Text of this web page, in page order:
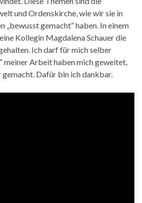
und Ordenskirche, wie wir sie in
„bewusst gemacht“ haben. In einem
Kollegin Magdalena Schauer die
Ich darf für mich selber
meiner Arbeit haben mich geweitet,
Dafür bin ich dankbar.